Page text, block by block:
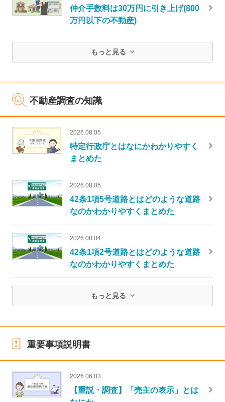
仲介手数料は30万円に引き上げ(800
万円以下の不動産)
もっと見る
不動産調査の知識
2026.08.05
特定行政庁とはなにかわかりやすく
まとめた
2026.08.05
42条1項5号道路とはどのような道路
なのかわかりやすくまとめた
2026.08.04
42条1項2号道路とはどのような道路
なのかわかりやすくまとめた
もっと見る
重要事項説明書
2026.06.03
【重説・調査】「売主の表示」とは